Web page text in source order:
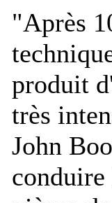
"Après
produit
très
John